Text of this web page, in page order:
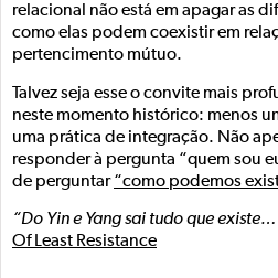
relacional não está em apagar as
como elas podem coexistir em
pertencimento mútuo.
Talvez seja esse o convite mais
neste momento histórico: menos
uma prática de integração. Não
responder à pergunta “quem sou
de perguntar“como podemos
“Do Yin e Yang sai tudo que
Of Least Resistance